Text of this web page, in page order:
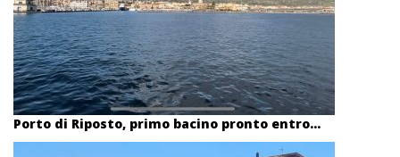
Porto di Riposto, primo bacino pronto entro...